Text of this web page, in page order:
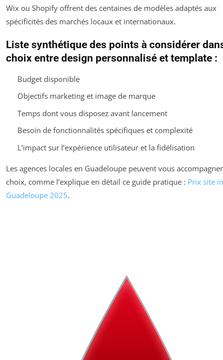
Wix ou Shopify offrent des centaines de modèles adaptés aux
spécificités des marchés locaux et internationaux.
Liste synthétique des points à considérer
choix entre design personnalisé et template :
Budget disponible
Objectifs marketing et image de marque
Temps dont vous disposez avant lancement
Besoin de fonctionnalités spécifiques et complexité
L’impact sur l’expérience utilisateur et la fidélisation
Les agences locales en Guadeloupe peuvent vous
choix, comme l’explique en détail ce guide pratique : Prix site
Guadeloupe 2025.